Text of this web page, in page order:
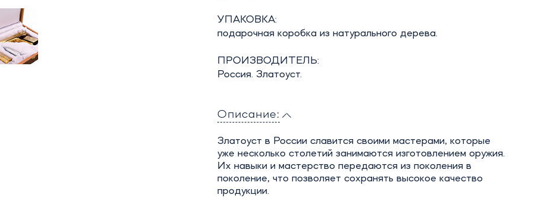
УПАКОВКА:
подарочная коробка из натурального дерева.
ПРОИЗВОДИТЕЛЬ:
Россия. Златоуст.
Описание:
Златоуст в России славится своими мастерами, которые
уже несколько столетий занимаются изготовлением оружия.
Их навыки и мастерство передаются из поколения в
поколение, что позволяет сохранять высокое качество
продукции.